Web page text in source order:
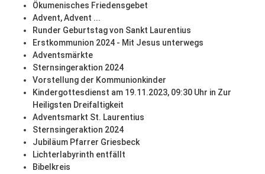
Ökumenisches Friedensgebet
Advent, Advent ...
Runder Geburtstag von Sankt Laurentius
Erstkommunion 2024 - Mit Jesus unterwegs
Adventsmärkte
Sternsingeraktion 2024
Vorstellung der Kommunionkinder
Kindergottesdienst am 19.11.2023, 09:30 Uhr in Zur
Heiligsten Dreifaltigkeit
Adventsmarkt St. Laurentius
Sternsingeraktion 2024
Jubiläum Pfarrer Griesbeck
Lichterlabyrinth entfällt
Bibelkreis